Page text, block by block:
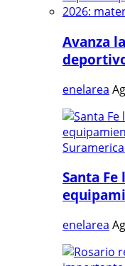
Avanza
enelarea
Santa
enelarea